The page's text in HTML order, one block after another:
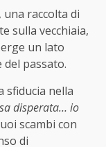
, una raccolta di
sulla vecchiaia,
un lato
passato.
sfiducia nella
disperata… io
scambi con
di